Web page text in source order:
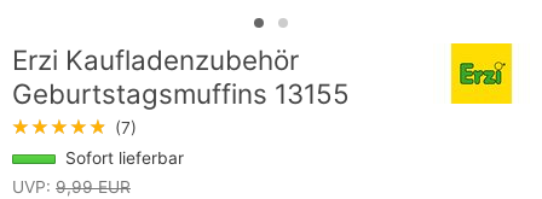
Erzi Kaufladenzubehör
Geburtstagsmuffins 13155
★★★★★ (7)
Sofort lieferbar
UVP: 9,99 EUR